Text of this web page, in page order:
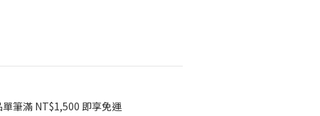
筆滿 NT$1,500 即享免運